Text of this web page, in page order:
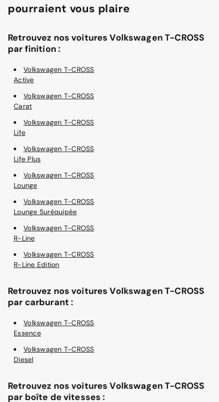
pourraient vous plaire
Retrouvez nos voitures Volkswagen T-CROSS
par finition :
Volkswagen T-CROSS
Active
Volkswagen T-CROSS
Carat
Volkswagen T-CROSS
Life
Volkswagen T-CROSS
Life Plus
Volkswagen T-CROSS
Lounge
Volkswagen T-CROSS
Lounge Suréquipée
Volkswagen T-CROSS
R-Line
Volkswagen T-CROSS
R-Line Edition
Retrouvez nos voitures Volkswagen T-CROSS
par carburant :
Volkswagen T-CROSS
Essence
Volkswagen T-CROSS
Diesel
Retrouvez nos voitures Volkswagen T-CROSS
par boîte de vitesses :